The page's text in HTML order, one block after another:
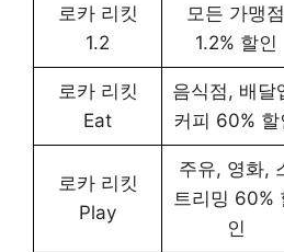
로카 리킷
1.2
모든 가맹점
1.2% 할인
로카 리킷
Eat
음식점, 배달
커피 60% 할
로카 리킷
Play
주유, 영화,
트리밍 60%
인